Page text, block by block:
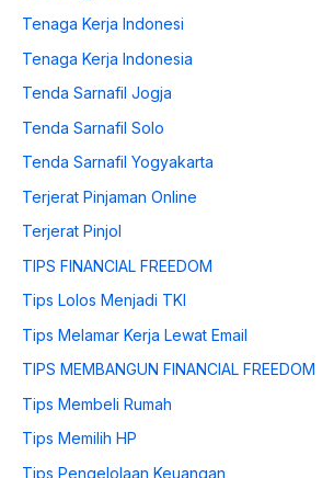
Tenaga Kerja Indonesi
Tenaga Kerja Indonesia
Tenda Sarnafil Jogja
Tenda Sarnafil Solo
Tenda Sarnafil Yogyakarta
Terjerat Pinjaman Online
Terjerat Pinjol
TIPS FINANCIAL FREEDOM
Tips Lolos Menjadi TKI
Tips Melamar Kerja Lewat Email
TIPS MEMBANGUN FINANCIAL FREEDOM
Tips Membeli Rumah
Tips Memilih HP
Tips Pengelolaan Keuangan